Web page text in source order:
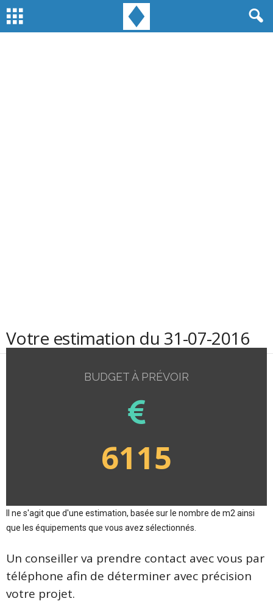
Votre estimation du 31-07-2016
BUDGET À PRÉVOIR
6115
Il ne s'agit que d'une estimation, basée sur le nombre de m2 ainsi
que les équipements que vous avez sélectionnés.
Un conseiller va prendre contact avec vous par
téléphone afin de déterminer avec précision
votre projet.